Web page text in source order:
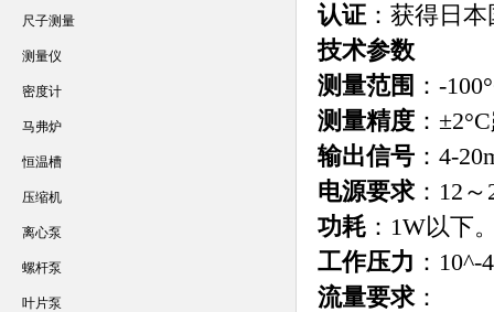
认证：获得日
技术参数
测量范围 ：-
测量精度：
输出信号：4-
电源要求：12
功耗：1W以下
工作压力 ：10^-
流量要求：
尺子测量
测量仪
密度计
马弗炉
恒温槽
压缩机
离心泵
螺杆泵
叶片泵